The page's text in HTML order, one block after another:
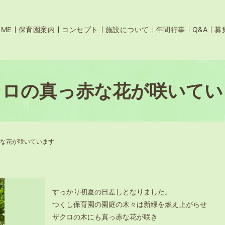
保育園案内 コンセプト 施設について 年間行事 Q&A 募
の真っ赤な花が咲いて
花が咲いています
すっかり初夏の日差しとなりました。
つくし保育園の園庭の木々は新緑を燃え上がらせ
ザクロの木にも真っ赤な花が咲き